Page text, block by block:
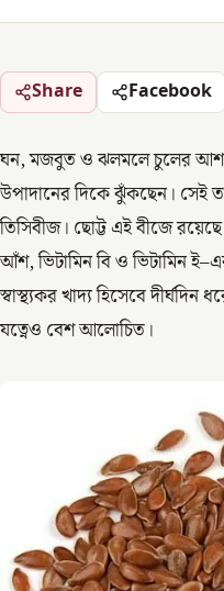
Share Facebook
ঘন, মজবুত ও ঝলমলে চুলের
উপাদানের দিকে ঝুঁকছেন। সেই
তিসিবীজ। ছোট্ট এই বীজে
আঁশ, ভিটামিন বি ও ভিটামিন
স্বাস্থ্যকর খাদ্য হিসেবে
যত্নেও বেশ আলোচিত।